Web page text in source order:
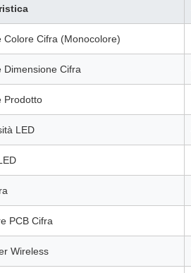
Colore Cifra (Monocolore)
Dimensione Cifra
Prodotto
LED
PCB Cifra
Wireless